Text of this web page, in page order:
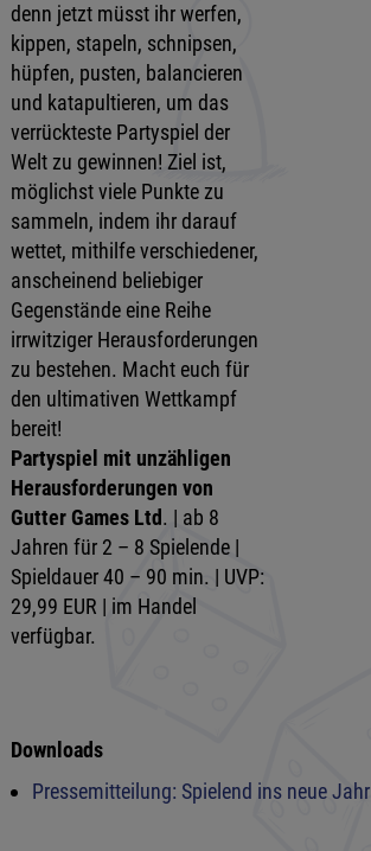
denn jetzt müsst ihr werfen,
kippen, stapeln, schnipsen,
hüpfen, pusten, balancieren
und katapultieren, um das
verrückteste Partyspiel der
Welt zu gewinnen! Ziel ist,
möglichst viele Punkte zu
sammeln, indem ihr darauf
wettet, mithilfe verschiedener,
anscheinend beliebiger
Gegenstände eine Reihe
irrwitziger Herausforderungen
zu bestehen. Macht euch für
den ultimativen Wettkampf
bereit!
Partyspiel mit unzähligen
Herausforderungen von
Gutter Games Ltd. | ab 8
Jahren für 2 – 8 Spielende |
Spieldauer 40 – 90 min. | UVP:
29,99 EUR | im Handel
verfügbar.
Downloads
Pressemitteilung: Spielend ins neue Jahr